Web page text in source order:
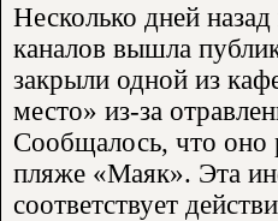
Несколько дней
каналов вышла
закрыли одной из
место» из-за
Сообщалось, что оно
пляже «Маяк». Эта
соответствует